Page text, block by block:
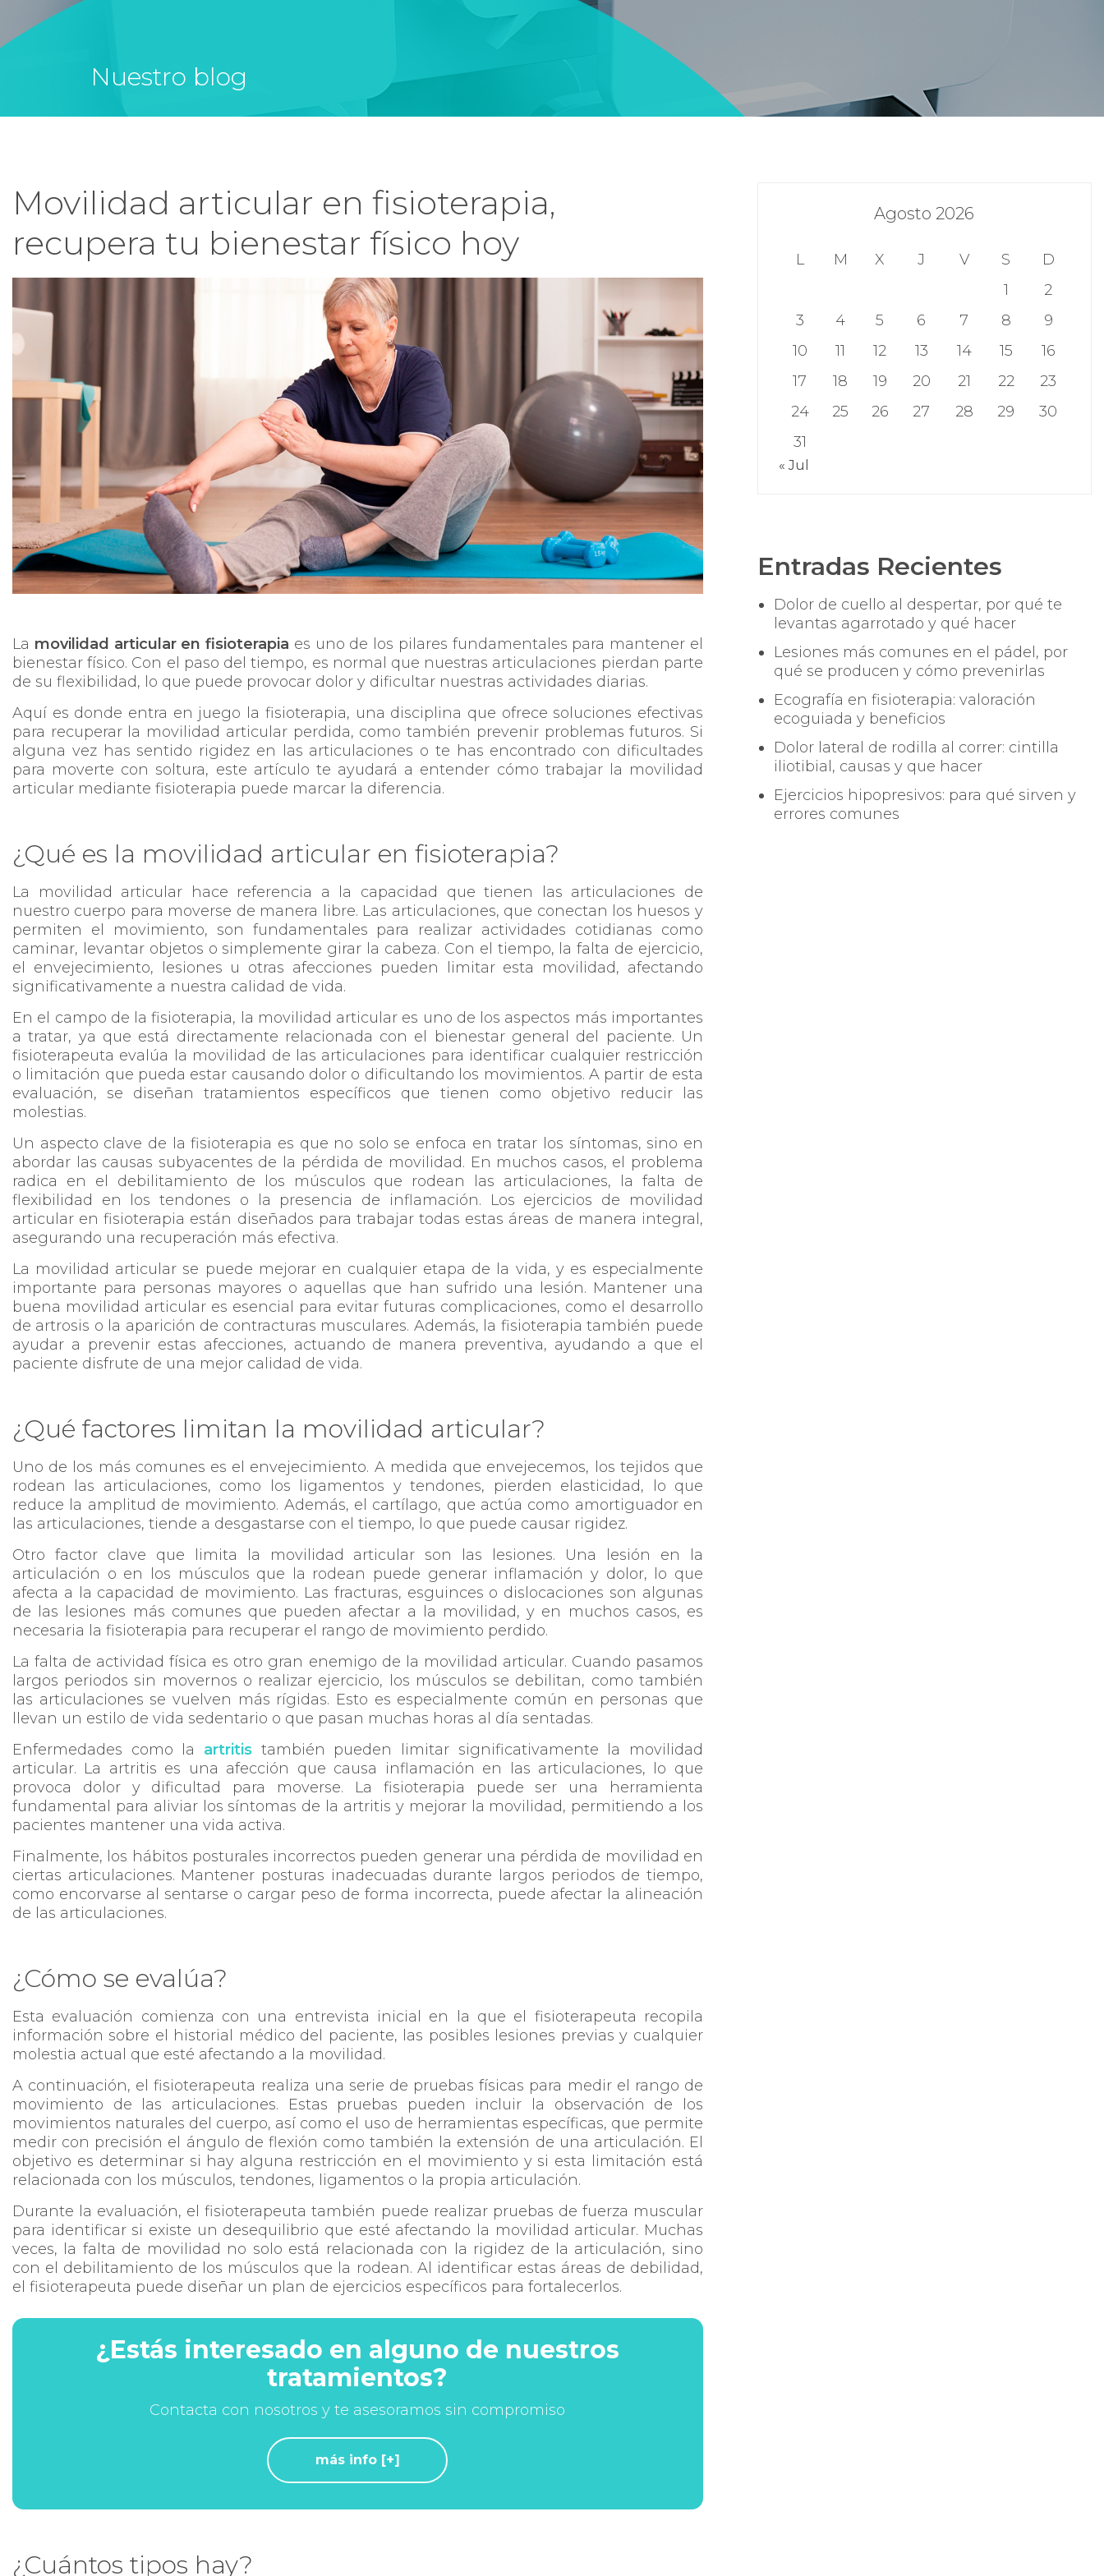
Nuestro blog
Movilidad articular en fisioterapia,
recupera tu bienestar físico hoy
La movilidad articular en fisioterapia es uno de los pilares fundamentales para mantener el
bienestar físico. Con el paso del tiempo, es normal que nuestras articulaciones pierdan parte
de su flexibilidad, lo que puede provocar dolor y dificultar nuestras actividades diarias.
Aquí es donde entra en juego la fisioterapia, una disciplina que ofrece soluciones efectivas
para recuperar la movilidad articular perdida, como también prevenir problemas futuros. Si
alguna vez has sentido rigidez en las articulaciones o te has encontrado con dificultades
para moverte con soltura, este artículo te ayudará a entender cómo trabajar la movilidad
articular mediante fisioterapia puede marcar la diferencia.
¿Qué es la movilidad articular en fisioterapia?
La movilidad articular hace referencia a la capacidad que tienen las articulaciones de
nuestro cuerpo para moverse de manera libre. Las articulaciones, que conectan los huesos y
permiten el movimiento, son fundamentales para realizar actividades cotidianas como
caminar, levantar objetos o simplemente girar la cabeza. Con el tiempo, la falta de ejercicio,
el envejecimiento, lesiones u otras afecciones pueden limitar esta movilidad, afectando
significativamente a nuestra calidad de vida.
En el campo de la fisioterapia, la movilidad articular es uno de los aspectos más importantes
a tratar, ya que está directamente relacionada con el bienestar general del paciente. Un
fisioterapeuta evalúa la movilidad de las articulaciones para identificar cualquier restricción
o limitación que pueda estar causando dolor o dificultando los movimientos. A partir de esta
evaluación, se diseñan tratamientos específicos que tienen como objetivo reducir las
molestias.
Un aspecto clave de la fisioterapia es que no solo se enfoca en tratar los síntomas, sino en
abordar las causas subyacentes de la pérdida de movilidad. En muchos casos, el problema
radica en el debilitamiento de los músculos que rodean las articulaciones, la falta de
flexibilidad en los tendones o la presencia de inflamación. Los ejercicios de movilidad
articular en fisioterapia están diseñados para trabajar todas estas áreas de manera integral,
asegurando una recuperación más efectiva.
La movilidad articular se puede mejorar en cualquier etapa de la vida, y es especialmente
importante para personas mayores o aquellas que han sufrido una lesión. Mantener una
buena movilidad articular es esencial para evitar futuras complicaciones, como el desarrollo
de artrosis o la aparición de contracturas musculares. Además, la fisioterapia también puede
ayudar a prevenir estas afecciones, actuando de manera preventiva, ayudando a que el
paciente disfrute de una mejor calidad de vida.
¿Qué factores limitan la movilidad articular?
Uno de los más comunes es el envejecimiento. A medida que envejecemos, los tejidos que
rodean las articulaciones, como los ligamentos y tendones, pierden elasticidad, lo que
reduce la amplitud de movimiento. Además, el cartílago, que actúa como amortiguador en
las articulaciones, tiende a desgastarse con el tiempo, lo que puede causar rigidez.
Otro factor clave que limita la movilidad articular son las lesiones. Una lesión en la
articulación o en los músculos que la rodean puede generar inflamación y dolor, lo que
afecta a la capacidad de movimiento. Las fracturas, esguinces o dislocaciones son algunas
de las lesiones más comunes que pueden afectar a la movilidad, y en muchos casos, es
necesaria la fisioterapia para recuperar el rango de movimiento perdido.
La falta de actividad física es otro gran enemigo de la movilidad articular. Cuando pasamos
largos periodos sin movernos o realizar ejercicio, los músculos se debilitan, como también
las articulaciones se vuelven más rígidas. Esto es especialmente común en personas que
llevan un estilo de vida sedentario o que pasan muchas horas al día sentadas.
Enfermedades como la artritis también pueden limitar significativamente la movilidad
articular. La artritis es una afección que causa inflamación en las articulaciones, lo que
provoca dolor y dificultad para moverse. La fisioterapia puede ser una herramienta
fundamental para aliviar los síntomas de la artritis y mejorar la movilidad, permitiendo a los
pacientes mantener una vida activa.
Finalmente, los hábitos posturales incorrectos pueden generar una pérdida de movilidad en
ciertas articulaciones. Mantener posturas inadecuadas durante largos periodos de tiempo,
como encorvarse al sentarse o cargar peso de forma incorrecta, puede afectar la alineación
de las articulaciones.
¿Cómo se evalúa?
Esta evaluación comienza con una entrevista inicial en la que el fisioterapeuta recopila
información sobre el historial médico del paciente, las posibles lesiones previas y cualquier
molestia actual que esté afectando a la movilidad.
A continuación, el fisioterapeuta realiza una serie de pruebas físicas para medir el rango de
movimiento de las articulaciones. Estas pruebas pueden incluir la observación de los
movimientos naturales del cuerpo, así como el uso de herramientas específicas, que permite
medir con precisión el ángulo de flexión como también la extensión de una articulación. El
objetivo es determinar si hay alguna restricción en el movimiento y si esta limitación está
relacionada con los músculos, tendones, ligamentos o la propia articulación.
Durante la evaluación, el fisioterapeuta también puede realizar pruebas de fuerza muscular
para identificar si existe un desequilibrio que esté afectando la movilidad articular. Muchas
veces, la falta de movilidad no solo está relacionada con la rigidez de la articulación, sino
con el debilitamiento de los músculos que la rodean. Al identificar estas áreas de debilidad,
el fisioterapeuta puede diseñar un plan de ejercicios específicos para fortalecerlos.
¿Estás interesado en alguno de nuestros
tratamientos?
Contacta con nosotros y te asesoramos sin compromiso
más info [+]
¿Cuántos tipos hay?
Agosto 2026
L M X J V S
D
1
2
3
4 5 6 7 8
9
10
11 12 13 14 15
16
17
18 19 20 21 22
23
24
25 26 27 28 29
30
31
« Jul
Entradas Recientes
Dolor de cuello al despertar, por qué te
levantas agarrotado y qué hacer
Lesiones más comunes en el pádel, por
qué se producen y cómo prevenirlas
Ecografía en fisioterapia: valoración
ecoguiada y beneficios
Dolor lateral de rodilla al correr: cintilla
iliotibial, causas y que hacer
Ejercicios hipopresivos: para qué sirven y
errores comunes